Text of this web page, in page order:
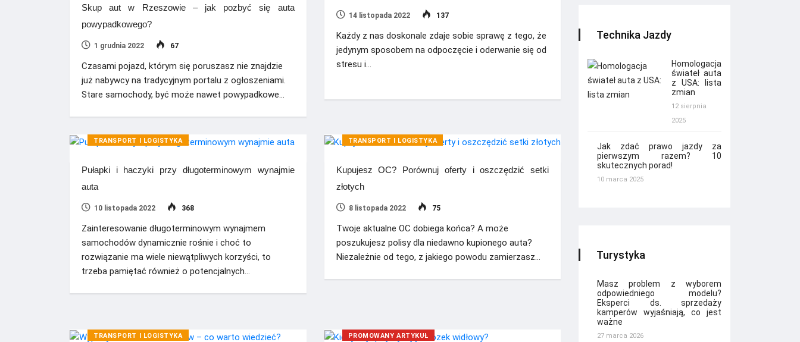
Skup aut w Rzeszowie – jak pozbyć się auta
powypadkowego?
1 grudnia 2022 67
Czasami pojazd, którym się poruszasz nie znajdzie
już nabywcy na tradycyjnym portalu z ogłoszeniami.
Stare samochody, być może nawet powypadkowe…
14 listopada 2022 137
Każdy z nas doskonale zdaje sobie sprawę z tego, że
jedynym sposobem na odpoczęcie i oderwanie się od
stresu i…
TRANSPORT I LOGISTYKA
Pułapki i haczyki przy długoterminowym wynajmie
auta
10 listopada 2022 368
Zainteresowanie długoterminowym wynajmem
samochodów dynamicznie rośnie i choć to
rozwiązanie ma wiele niewątpliwych korzyści, to
trzeba pamiętać również o potencjalnych…
TRANSPORT I LOGISTYKA
Kupujesz OC? Porównuj oferty i oszczędzić setki
złotych
8 listopada 2022 75
Twoje aktualne OC dobiega końca? A może
poszukujesz polisy dla niedawno kupionego auta?
Niezależnie od tego, z jakiego powodu zamierzasz…
TRANSPORT I LOGISTYKA PROMOWANY ARTYKUŁ
Technika Jazdy
Homologacja
świateł auta
z USA: lista
zmian
12 sierpnia
2025
Jak zdać prawo jazdy za
pierwszym razem? 10
skutecznych porad!
10 marca 2025
Turystyka
Masz problem z wyborem
odpowiedniego modelu?
Eksperci ds. sprzedaży
kamperów wyjaśniają, co jest
ważne
27 marca 2026